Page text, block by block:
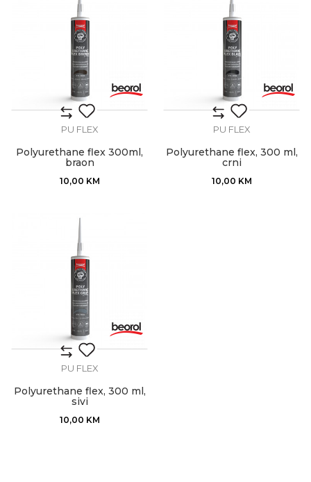
PU FLEX
Polyurethane flex 300ml,
braon
10,00 KM
PU FLEX
Polyurethane flex, 300 ml,
crni
10,00 KM
PU FLEX
Polyurethane flex, 300 ml,
sivi
10,00 KM